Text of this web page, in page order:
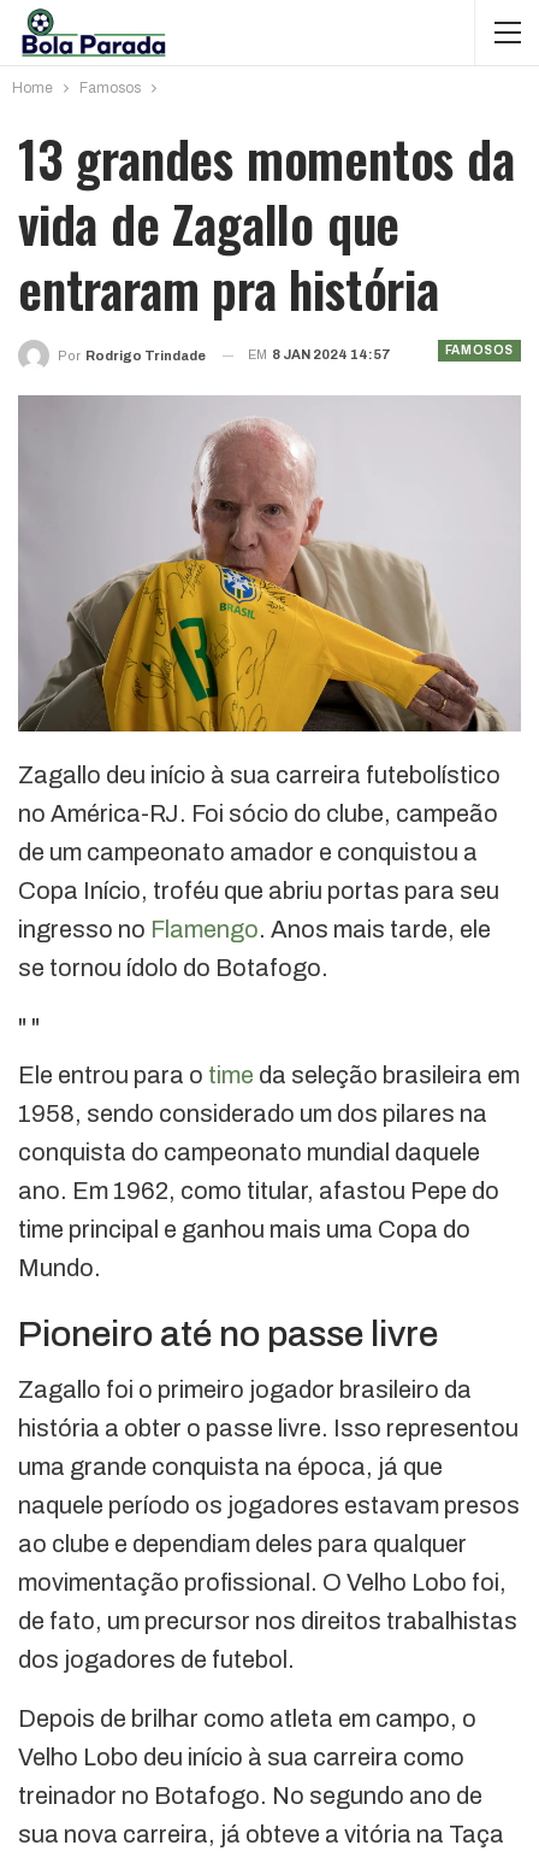
Home Famosos
13 grandes momentos da
vida de Zagallo que
entraram pra história
FAMOSOS
Por Rodrigo Trindade EM 8 JAN 2024 14:57
Zagallo deu início à sua carreira futebolístico
no América-RJ. Foi sócio do clube, campeão
de um campeonato amador e conquistou a
Copa Início, troféu que abriu portas para seu
ingresso no Flamengo. Anos mais tarde, ele
se tornou ídolo do Botafogo.
" "
Ele entrou para o time da seleção brasileira em
1958, sendo considerado um dos pilares na
conquista do campeonato mundial daquele
ano. Em 1962, como titular, afastou Pepe do
time principal e ganhou mais uma Copa do
Mundo.
Pioneiro até no passe livre
Zagallo foi o primeiro jogador brasileiro da
história a obter o passe livre. Isso representou
uma grande conquista na época, já que
naquele período os jogadores estavam presos
ao clube e dependiam deles para qualquer
movimentação profissional. O Velho Lobo foi,
de fato, um precursor nos direitos trabalhistas
dos jogadores de futebol.
Depois de brilhar como atleta em campo, o
Velho Lobo deu início à sua carreira como
treinador no Botafogo. No segundo ano de
sua nova carreira, já obteve a vitória na Taça